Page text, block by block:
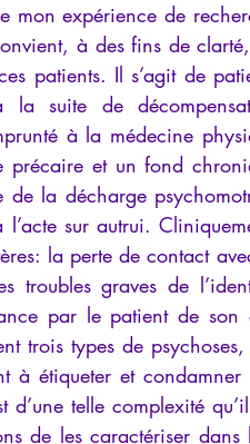
mon expérience de
à des fins de
patients. Il s’agit de
la suite de
à la médecine
précaire et un fond
de la décharge
sur autrui.
la perte de contact
troubles graves de
par le patient de son
trois types de
à étiqueter et condamner
telle complexité
de les caractériser dans